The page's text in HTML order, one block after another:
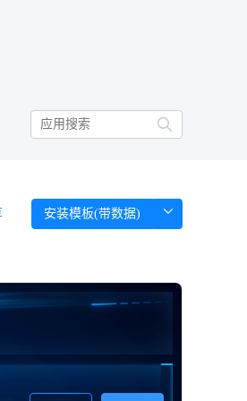
安装模板(带数据)